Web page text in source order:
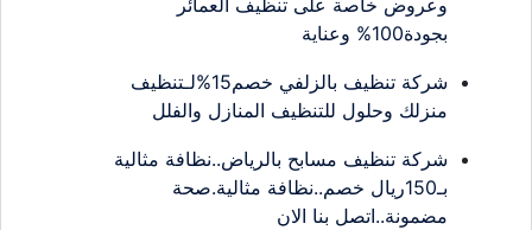
وعروض خاصة على تنظيف العمائر
بجودة100% وعناية
شركة تنظيف بالزلفي خصم15%لـتنظيف
منزلك وحلول للتنظيف المنازل والفلل
شركة تنظيف مسابح بالرياض..نظافة مثالية
بـ150ريال خصم..نظافة مثالية.صحة
مضمونة..اتصل بنا الان